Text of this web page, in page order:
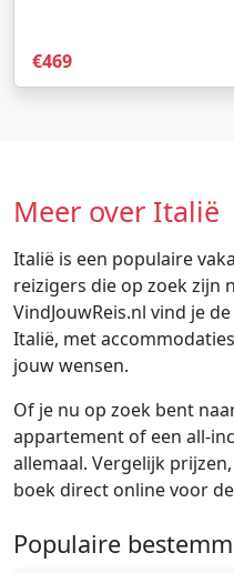
€469
Meer over Italië
Italië is een populaire
reizigers die op zoek zijn
VindJouwReis.nl vind je
Italië, met
jouw wensen.
Of je nu op zoek bent
appartement of een all-
allemaal. Vergelijk
boek direct online voor
Populaire